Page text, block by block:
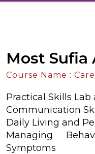
Most Sufia
Course Name :
Practical Skills Lab
Communication
Daily Living and
Managing
Symptoms